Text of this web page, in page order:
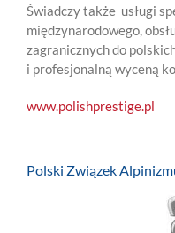
Świadczy także usługi
międzynarodowego,
zagranicznych do
i profesjonalną wyceną
www.polishprestige.pl
Polski Związek